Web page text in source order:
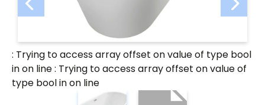
: Trying to access array offset on value of type bool
inon line: Trying to access array offset on value of
type bool inon line